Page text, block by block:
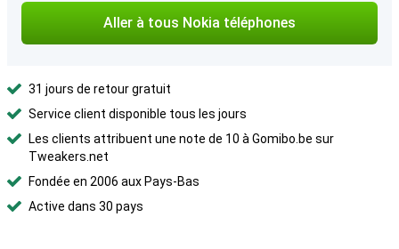
Aller à tous Nokia téléphones
31 jours de retour gratuit
Service client disponible tous les jours
Les clients attribuent une note de 10 à Gomibo.be sur
Tweakers.net
Fondée en 2006 aux Pays-Bas
Active dans 30 pays